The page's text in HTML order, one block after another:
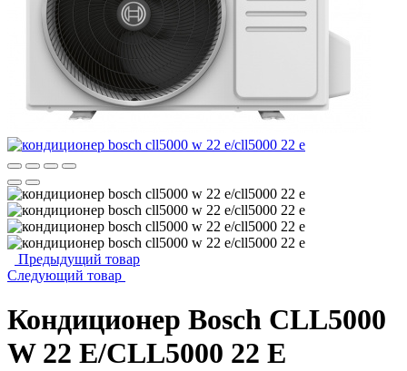
Предыдущий товар
Следующий товар
Кондиционер Bosch CLL5000
W 22 E/CLL5000 22 E